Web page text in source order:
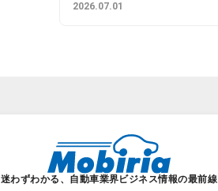
2026.07.01
迷わずわかる、自動車業界ビジネス情報の最前線